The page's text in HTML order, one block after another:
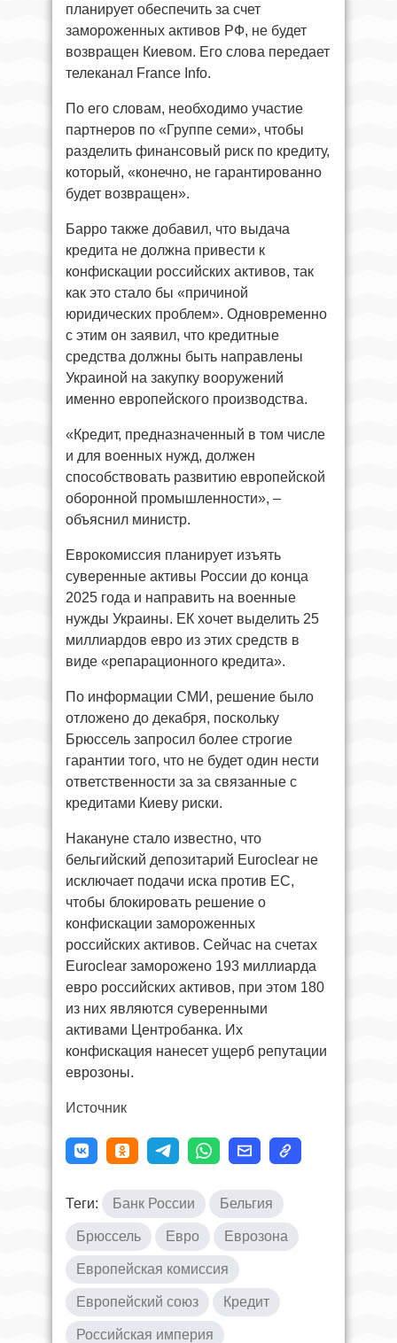
планирует обеспечить за счет
замороженных активов РФ, не будет
возвращен Киевом. Его слова передает
телеканал France Info.
По его словам, необходимо участие
партнеров по «Группе семи», чтобы
разделить финансовый риск по кредиту,
который, «конечно, не гарантированно
будет возвращен».
Барро также добавил, что выдача
кредита не должна привести к
конфискации российских активов, так
как это стало бы «причиной
юридических проблем». Одновременно
с этим он заявил, что кредитные
средства должны быть направлены
Украиной на закупку вооружений
именно европейского производства.
«Кредит, предназначенный в том числе
и для военных нужд, должен
способствовать развитию европейской
оборонной промышленности», –
объяснил министр.
Еврокомиссия планирует изъять
суверенные активы России до конца
2025 года и направить на военные
нужды Украины. ЕК хочет выделить 25
миллиардов евро из этих средств в
виде «репарационного кредита».
По информации СМИ, решение было
отложено до декабря, поскольку
Брюссель запросил более строгие
гарантии того, что не будет один нести
ответственности за за связанные с
кредитами Киеву риски.
Накануне стало известно, что
бельгийский депозитарий Euroclear не
исключает подачи иска против ЕС,
чтобы блокировать решение о
конфискации замороженных
российских активов. Сейчас на счетах
Euroclear заморожено 193 миллиарда
евро российских активов, при этом 180
из них являются суверенными
активами Центробанка. Их
конфискация нанесет ущерб репутации
еврозоны.
Источник
Теги: Банк России Бельгия
Брюссель Евро Еврозона
Европейская комиссия
Европейский союз Кредит
Российская империя